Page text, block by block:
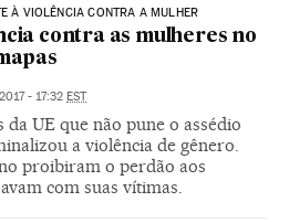
À VIOLÊNCIA CONTRA A MULHER
contra as mulheres no
- 17:32 EST
UE que não pune o assédio
a violência de gênero.
proibiram o perdão aos
com suas vítimas.